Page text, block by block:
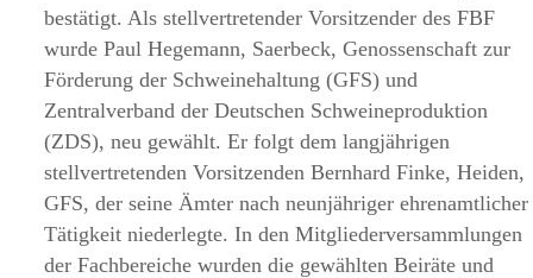
bestätigt. Als stellvertretender Vorsitzender des FBF
wurde Paul Hegemann, Saerbeck, Genossenschaft zur
Förderung der Schweinehaltung (GFS) und
Zentralverband der Deutschen Schweineproduktion
(ZDS), neu gewählt. Er folgt dem langjährigen
stellvertretenden Vorsitzenden Bernhard Finke, Heiden,
GFS, der seine Ämter nach neunjähriger ehrenamtlicher
Tätigkeit niederlegte. In den Mitgliederversammlungen
der Fachbereiche wurden die gewählten Beiräte und